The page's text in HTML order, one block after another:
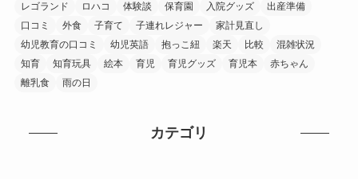
レゴランド
ロハコ 体験談 保育園 入院グッズ
出産準備
口コミ
外食 子育て 子連れレジャー
家計見直し
幼児教育の口コミ
幼児英語 抱っこ紐 楽天 比較
混雑状況
知育
知育玩具 絵本 育児 育児グッズ 育児本
赤ちゃん
離乳食
雨の日
カテゴリ